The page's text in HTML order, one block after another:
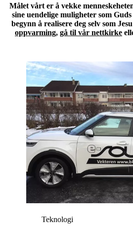
Målet vårt er å vekke
sine uendelige muligheter som
begynn å realisere deg selv som
oppvarming, gå til vår nettkirke
Teknologi